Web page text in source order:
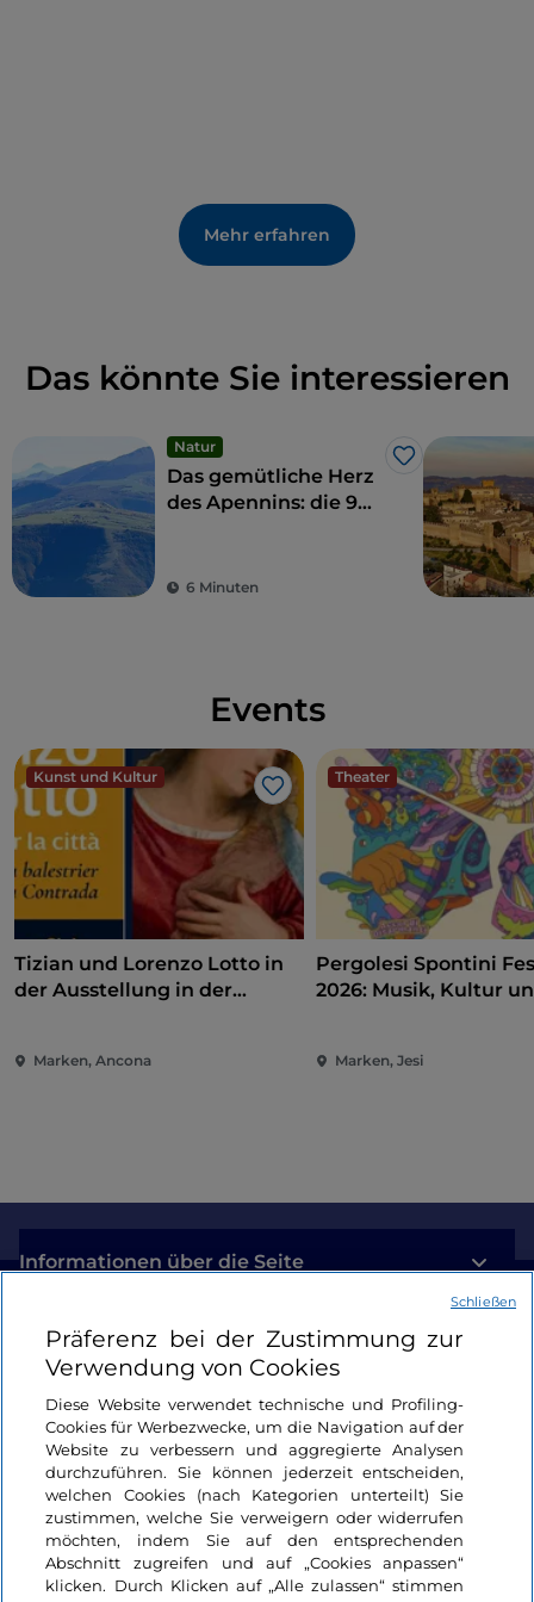
Mehr erfahren
Das könnte Sie interessieren
Natur
Like
Das gemütliche Herz
des Apennins: die 9
6 Minuten
Events
Kunst und Kultur
Like
Tizian und Lorenzo Lotto in
der Ausstellung in der
Marken, Ancona
Theater
Pergolesi Spontini
2026: Musik, Kultur
Marken, Jesi
Informationen über die Seite
Nützliche Links
Login
Bleiben wir in Kontakt
Präferenz bei der Zustimmung zur
Verwendung von Cookies
Diese Website verwendet technische und Profiling-
Cookies für Werbezwecke, um die Navigation auf der
Website zu verbessern und aggregierte Analysen
durchzuführen. Sie können jederzeit entscheiden,
welchen Cookies (nach Kategorien unterteilt) Sie
zustimmen, welche Sie verweigern oder widerrufen
möchten, indem Sie auf den entsprechenden
Abschnitt zugreifen und auf „Cookies anpassen“
klicken. Durch Klicken auf „Alle zulassen“ stimmen
Schließen